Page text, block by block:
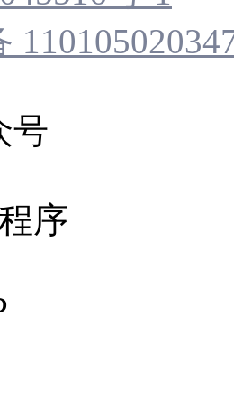
号
序